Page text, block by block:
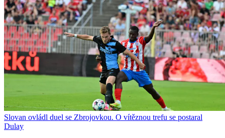
Slovan ovládl duel se Zbrojovkou. O vítěznou trefu se postaral
Dulay